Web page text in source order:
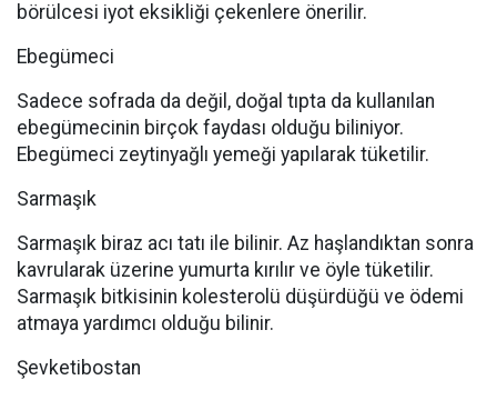
börülcesi iyot eksikliği çekenlere önerilir.
Ebegümeci
Sadece sofrada da değil, doğal tıpta da kullanılan
ebegümecinin birçok faydası olduğu biliniyor.
Ebegümeci zeytinyağlı yemeği yapılarak tüketilir.
Sarmaşık
Sarmaşık biraz acı tatı ile bilinir. Az haşlandıktan sonra
kavrularak üzerine yumurta kırılır ve öyle tüketilir.
Sarmaşık bitkisinin kolesterolü düşürdüğü ve ödemi
atmaya yardımcı olduğu bilinir.
Şevketibostan